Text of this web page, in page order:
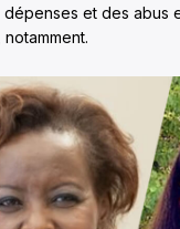
et des abus